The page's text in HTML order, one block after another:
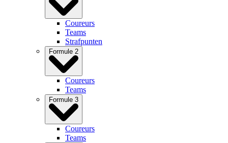
Coureurs
Teams
Strafpunten
Formule 2
Coureurs
Teams
Formule 3
Coureurs
Teams